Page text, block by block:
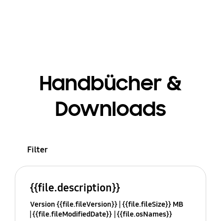
Handbücher &
Downloads
Filter
{{file.description}}
Version {{file.fileVersion}} {{file.fileSize}} MB
{{file.fileModifiedDate}} {{file.osNames}}